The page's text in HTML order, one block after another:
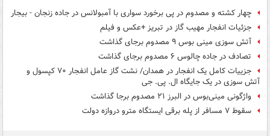
چهار کشته و مصدوم در پی برخورد سواری با آمبولانس در جاده زنجان - بیجار
جزئیات انفجار مهیب گاز در تبریز +عکس و فیلم
آتش سوزی مینی بوس ۹ مصدوم برجای گذاشت
تصادف در جاده چالوس ۶ مصدوم برجای گذاشت
جزییات کامل یک انفجار در همدان/ نشت گاز عامل انفجار ۷۰ کپسول و
آتش سوزی در یک جایگاه ال. پی. جی
واژگونی مینی‌بوس در البرز ۲۱ مصدوم برجا گذاشت
سقوط ۷ مسافر از پله برقی ایستگاه مترو دروازه دولت